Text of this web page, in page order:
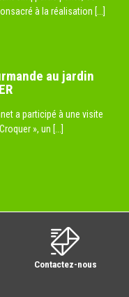
à la réalisation [...]
au jardin
a participé à une visite
», un [...]
Contactez-nous